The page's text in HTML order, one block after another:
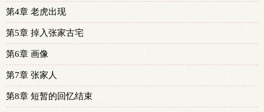
第4章 老虎出现
第5章 掉入张家古宅
第6章 画像
第7章 张家人
第8章 短暂的回忆结束